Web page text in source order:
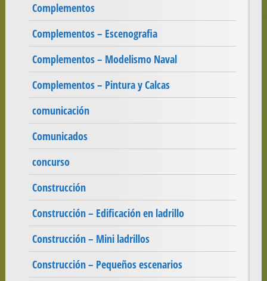
Complementos
Complementos – Escenografia
Complementos – Modelismo Naval
Complementos – Pintura y Calcas
comunicación
Comunicados
concurso
Construcción
Construcción – Edificación en ladrillo
Construcción – Mini ladrillos
Construcción – Pequeños escenarios